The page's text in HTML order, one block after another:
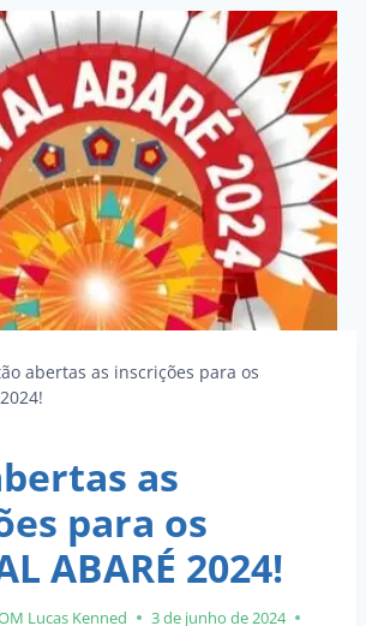
abertas as inscrições para os
as
para os
ABARÉ 2024!
Lucas Kenned
3 de junho de 2024